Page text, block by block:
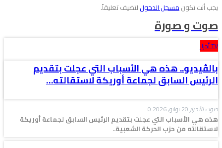
يجب أنت تكون مسجل الدخول لتضيف تعليقاً.
صوت و صورة
TV أحرار
بالڤيديو.. هذه هي الأسباب التي عجلت بتقديم
الرئيس السابق لجماعة أوريكة لاستقالته…
صوت الأحرار20 يوليو, 2026 0
هذه هي الأسباب التي عجلت بتقديم الرئيس السابق لجماعة أوريكة
لاستقالته من حزب الحركة الشعبية..